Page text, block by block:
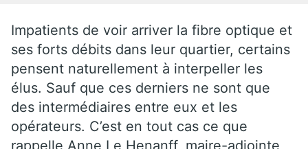
Impatients de voir arriver la fibre optique et
ses forts débits dans leur quartier, certains
pensent naturellement à interpeller les
élus. Sauf que ces derniers ne sont que
des intermédiaires entre eux et les
opérateurs. C’est en tout cas ce que
rappelle Anne Le Henanff, maire-adjointe